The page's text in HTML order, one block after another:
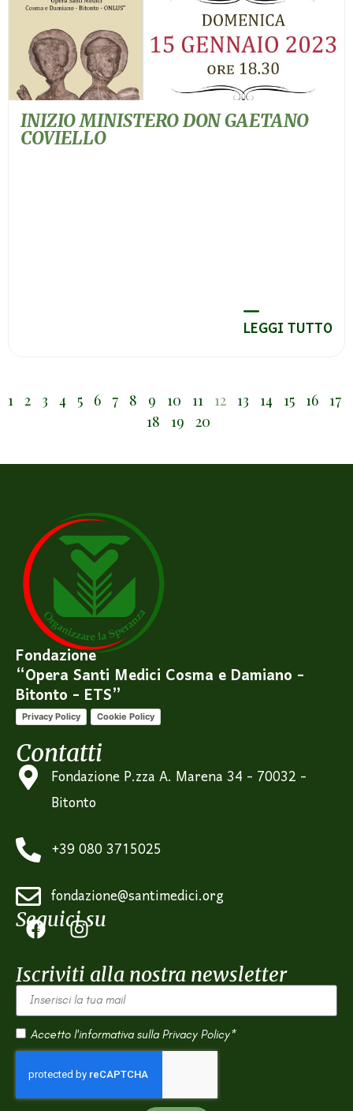
INIZIO MINISTERO DON GAETANO
COVIELLO
LEGGI TUTTO
1 2 3 4 5 6 7 8 9 10 11 12 13 14 15 16
17
18
19 20
Fondazione
“Opera Santi Medici Cosma e Damiano -
Bitonto - ETS”
Privacy Policy Cookie Policy
Contatti
Fondazione P.zza A. Marena 34 - 70032 -
Bitonto
+39 080 3715025
fondazione@santimedici.org
Seguici su
Iscriviti alla nostra newsletter
Accetto l'informativa sulla Privacy Policy*